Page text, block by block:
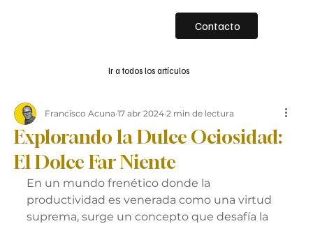
Contacto
Ir a todos los artículos
Explorando la Dulce Ociosidad:
El Dolce Far Niente
Francisco Acuna 17 abr 2024 2 min de lectura
En un mundo frenético donde la
productividad es venerada como una virtud
suprema, surge un concepto que desafía la